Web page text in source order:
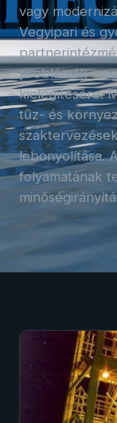
vagy
Vegyipari és
problémák
kielégítésére.
tűz- és
lebonyolítása.
folyamatának